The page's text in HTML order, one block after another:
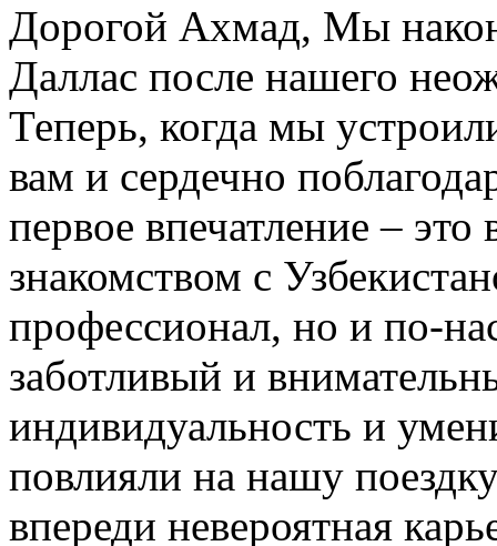
Дорогой Ахмад, Мы
Даллас после нашего
Теперь, когда мы
вам и сердечно
первое впечатление –
знакомством с
профессионал, но и по-
заботливый и
индивидуальность и
повлияли на нашу
впереди невероятная